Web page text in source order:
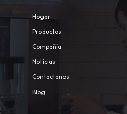
Hogar
Productos
Compañía
Noticias
Contactanos
Blog